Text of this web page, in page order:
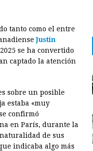
tanto como el entre
Justin
se ha convertido
captado la atención
sobre un posible
estaba «muy
confirmó
en París, durante la
de sus
indicaba algo más